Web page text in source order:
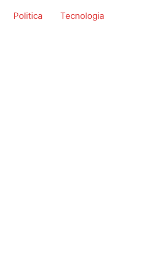
Politica
Tecnologia